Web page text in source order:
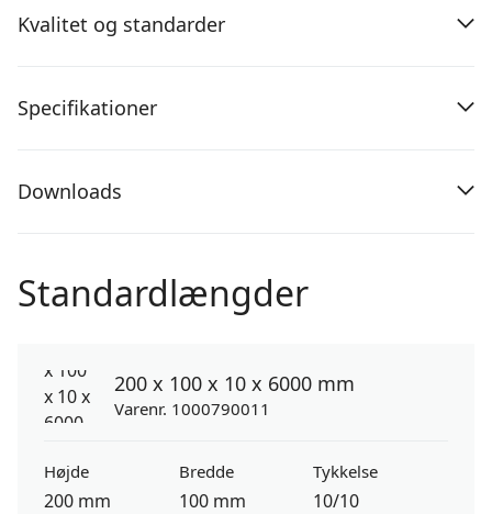
Kvalitet og standarder
Specifikationer
Downloads
Standardlængder
200 x 100 x 10 x 6000 mm
Varenr. 1000790011
Højde
200 mm
Bredde
100 mm
Tykkelse
10/10